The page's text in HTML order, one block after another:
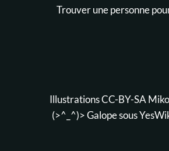
Trouver une personne
Illustrations CC-BY-SA
(>^_^)> Galope sous